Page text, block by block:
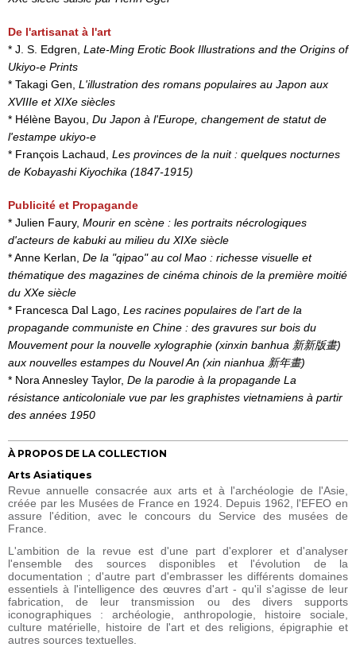
De l'artisanat à l'art
* J. S. Edgren, Late-Ming Erotic Book Illustrations and the Origins of
Ukiyo-e Prints
* Takagi Gen, L'illustration des romans populaires au Japon aux
XVIIIe et XIXe siècles
* Hélène Bayou, Du Japon à l'Europe, changement de statut de
l'estampe ukiyo-e
* François Lachaud, Les provinces de la nuit : quelques nocturnes
de Kobayashi Kiyochika (1847-1915)
Publicité et Propagande
* Julien Faury, Mourir en scène : les portraits nécrologiques
d'acteurs de kabuki au milieu du XIXe siècle
* Anne Kerlan, De la "qipao" au col Mao : richesse visuelle et
thématique des magazines de cinéma chinois de la première moitié
du XXe siècle
* Francesca Dal Lago, Les racines populaires de l'art de la
propagande communiste en Chine : des gravures sur bois du
Mouvement pour la nouvelle xylographie (xinxin banhua 新新版畫)
aux nouvelles estampes du Nouvel An (xin nianhua 新年畫)
* Nora Annesley Taylor, De la parodie à la propagande La
résistance anticoloniale vue par les graphistes vietnamiens à partir
des années 1950
À PROPOS DE LA COLLECTION
Arts Asiatiques
Revue annuelle consacrée aux arts et à l'archéologie de l'Asie,
créée par les Musées de France en 1924. Depuis 1962, l'EFEO en
assure l'édition, avec le concours du Service des musées de
France.
L'ambition de la revue est d'une part d'explorer et d'analyser
l'ensemble des sources disponibles et l'évolution de la
documentation ; d'autre part d'embrasser les différents domaines
essentiels à l'intelligence des œuvres d'art - qu'il s'agisse de leur
fabrication, de leur transmission ou des divers supports
iconographiques : archéologie, anthropologie, histoire sociale,
culture matérielle, histoire de l'art et des religions, épigraphie et
autres sources textuelles.